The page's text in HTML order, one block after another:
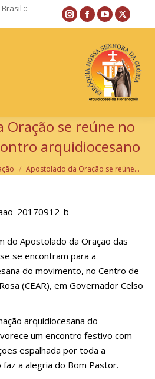
::
Instagram
page
new
window
Facebook
page
opens
in
new
window
YouTube
page
opens
in
new
window
X
page
in
new
Oração se reúne no
arquidiocesano
Apostolado da Oração se reúne…
do Apostolado da Oração das
se encontram para a
do movimento, no Centro de
(CEAR), em Governador Celso
arquidiocesana do
um encontro festivo com
espalhada por toda a
faz a alegria do Bom Pastor.